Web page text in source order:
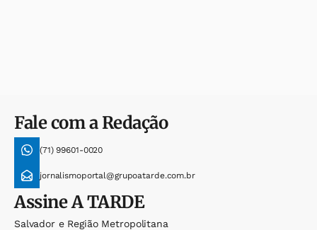
Fale com a Redação
(71) 99601-0020
jornalismoportal@grupoatarde.com.br
AssineA TARDE
Salvador e Região Metropolitana